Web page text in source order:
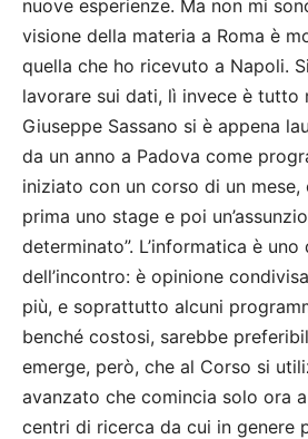
nuove esperienze. Ma non mi
visione della materia a Roma è
quella che ho ricevuto a Napoli.
lavorare sui dati, lì invece è tutto
Giuseppe Sassano si è appena
da un anno a Padova come
iniziato con un corso di un mese,
prima uno stage e poi
determinato”. L’informatica è
dell’incontro: è opinione
più, e soprattutto alcuni
benché costosi, sarebbe
emerge, però, che al Corso si
avanzato che comincia solo ora
centri di ricerca da cui in genere